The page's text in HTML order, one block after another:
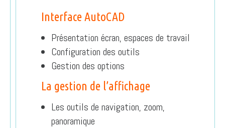
Interface AutoCAD
Présentation écran, espaces de travail
Configuration des outils
Gestion des options
La gestion de l’affichage
Les outils de navigation, zoom,
panoramique